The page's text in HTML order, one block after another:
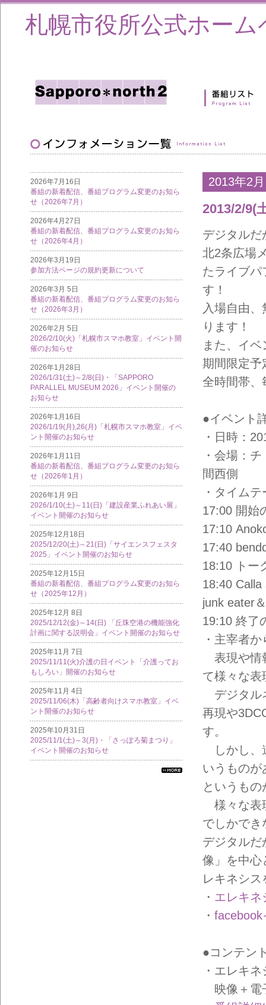
札幌市役所公式ホーム
2026年7月16日
番組の新着配信、番組プログラム変更のお知ら
せ（2026年7月）
2026年4月27日
番組の新着配信、番組プログラム変更のお知ら
せ（2026年4月）
2026年3月19日
参加方法ページの規約更新について
2026年3月 5日
番組の新着配信、番組プログラム変更のお知ら
せ（2026年3月）
2026年2月 5日
2026/2/10(火)「札幌市スマホ教室」イベント開
催のお知らせ
2026年1月28日
2026/1/31(土)～2/8(日)・「SAPPORO
PARALLEL MUSEUM 2026」イベント開催の
お知らせ
2026年1月16日
2026/1/19(月),26(月)「札幌市スマホ教室」イベ
ント開催のお知らせ
2026年1月11日
番組の新着配信、番組プログラム変更のお知ら
せ（2026年1月）
2026年1月 9日
2026/1/10(土)～11(日)「建設産業ふれあい展」
イベント開催のお知らせ
2025年12月18日
2025/12/20(土)～21(日)「サイエンスフェスタ
2025」イベント開催のお知らせ
2025年12月15日
番組の新着配信、番組プログラム変更のお知ら
せ（2025年12月）
2025年12月 8日
2025/12/12(金)～14(日) 「丘珠空港の機能強化
計画に関する説明会」イベント開催のお知らせ
2025年11月 7日
2025/11/11(火)介護の日イベント「介護ってお
もしろい」開催のお知らせ
2025年11月 4日
2025/11/06(木)「高齢者向けスマホ教室」イベ
ント開催のお知らせ
2025年10月31日
2025/11/1(土)～3(月)・「さっぽろ菊まつり」
イベント開催のお知らせ
2013年2
2013/2/9(
デジタルだ
北2条広場
たライブパ
す！
入場自由
ります！
また、イ
期間限定予
全時間帯、
●イベント
・日時：
・会場：
間西側
・タイム
17:00 開始
17:10
17:40
18:10 トー
18:40
junk eater
19:10 終了
・主宰者
表現や情
て様々な表
デジタル
再現や
す。
しかし、
いうものが
というも
様々な表
でしかでき
デジタルだ
像」を中心
レキネシ
・ エレキネ
・ facebook
●コンテン
・エレキ
映像＋電